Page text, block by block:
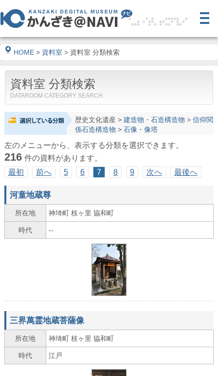
HOME > 資料室 > 資料室 分類検索
資料室 分類検索
DATAROOM CATEGORY SEARCH
歴史文化遺産> 建造物・石造構造物 > 信仰関
係石造構造物 > 石像・像塔
左のメニューから、表示する分類を選択できます。
216 件の資料があります。
最初
前へ 5 6 7 8 9 次へ 最後へ
河童地蔵尊
所在地 神埼町 枝ヶ里 協和町
時代 --
三界萬霊地蔵菩薩像
所在地 神埼町 枝ヶ里 協和町
時代 江戸